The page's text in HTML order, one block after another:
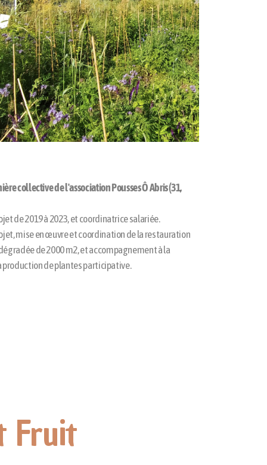
collective de l'association Pousses Ô Abris (31,
de 2019 à 2023, et coordinatrice salariée.
mise en œuvre et coordination de la restauration
de 2000 m2, et accompagnement à la
de plantes participative.
Fruit